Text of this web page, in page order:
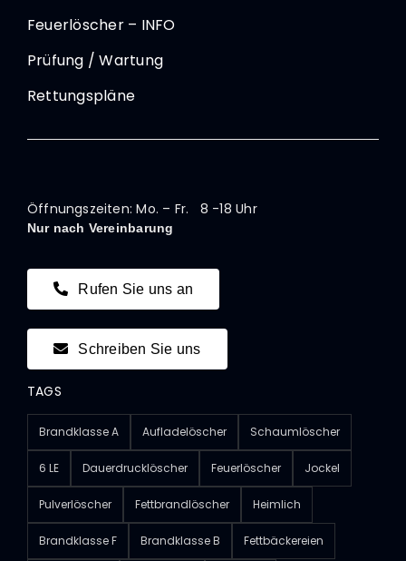
Feuerlöscher – INFO
Prüfung / Wartung
Rettungspläne
Öffnungszeiten: Mo. – Fr. 8 -18 Uhr
Nur nach Vereinbarung
Rufen Sie uns an
Schreiben Sie uns
TAGS
Brandklasse A Aufladelöscher Schaumlöscher
6 LE Dauerdrucklöscher Feuerlöscher Jockel
Pulverlöscher Fettbrandlöscher Heimlich
Brandklasse F Brandklasse B Fettbäckereien